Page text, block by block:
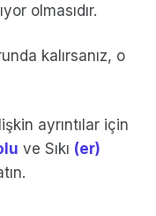
olmasıdır.
kalırsanız, o
ayrıntılar için
ve Sıkı (er)